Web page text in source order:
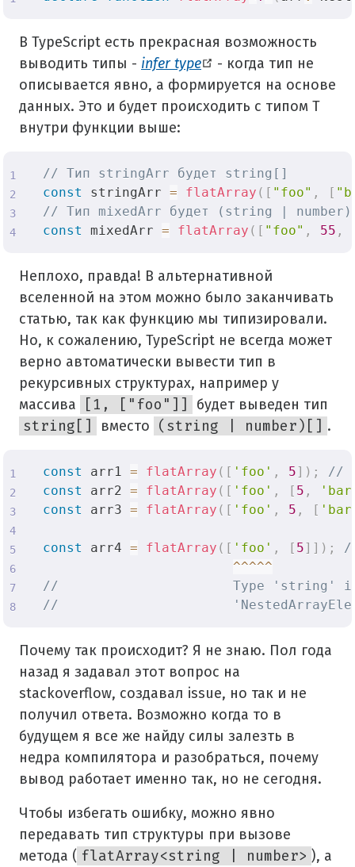
В TypeScript есть прекрасная возможность
выводить типы - infer type
- когда тип не
описывается явно, а формируется на основе
данных. Это и будет происходить с типом T
внутри функции выше:
// Тип stringArr будет string[]
const
stringArr = flatArray ( [ "foo" , [
// Тип mixedArr будет (string |
const
mixedArr = flatArray ( [ "foo" , 55 ,
Неплохо, правда! В альтернативной
вселенной на этом можно было заканчивать
статью, так как функцию мы типизировали.
Но, к сожалению, TypeScript не всегда может
верно автоматически вывести тип в
рекурсивных структурах, например у
массива
[1, ["foo"]]
будет выведен тип
string[]
вместо (string | number)[] .
const arr1 = flatArray ( [ 'foo' , 5] ) ;
//
const
arr2 = flatArray ( [ 'foo' , [ 5 ,
const
arr3 = flatArray ( [ 'foo' , 5 , [
const arr4 = flatArray ( [ 'foo' , [ 5] ] ) ;
^^^^^
//                      Type 'string' is
//
Почему так происходит? Я не знаю. Пол года
назад я задавал этот вопрос на
stackoverflow, создавал issue, но так и не
получил ответа. Возможно когда то в
будущем я все же найду силы залезть в
недра компилятора и разобраться, почему
вывод работает именно так, но не сегодня.
Чтобы избегать ошибку, можно явно
передавать тип структуры при вызове
метода ( flatArray<string | number> ), а